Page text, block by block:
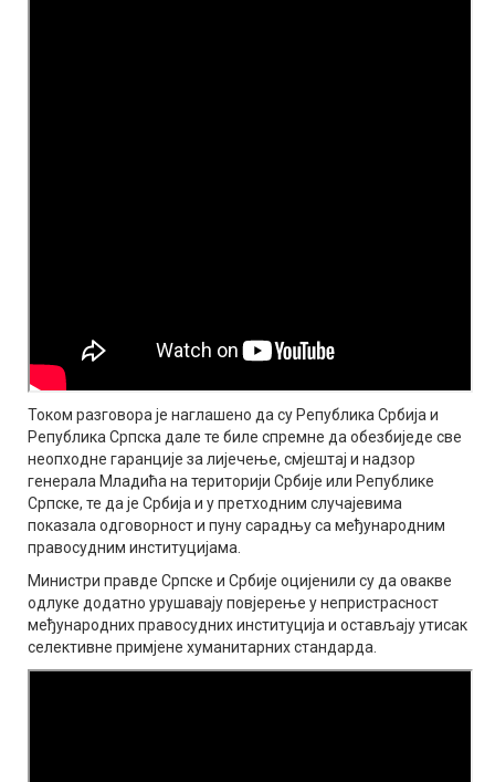
Током разговора је наглашено да су Република Србија и
Република Српска дале те биле спремне да обезбиједе све
неопходне гаранције за лијечење, смјештај и надзор
генерала Младића на територији Србије или Републике
Српске, те да је Србија и у претходним случајевима
показала одговорност и пуну сарадњу са међународним
правосудним институцијама.
Министри правде Српске и Србије оцијенили су да овакве
одлуке додатно урушавају повјерење у непристрасност
међународних правосудних институција и остављају утисак
селективне примјене хуманитарних стандарда.